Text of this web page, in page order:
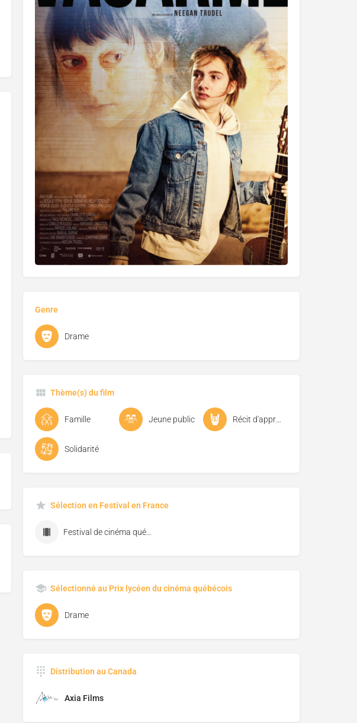
Genre
Drame
Thème(s) du film
Famille Jeune public Récit d'apprentissage
Solidarité
Sélection en Festival en France
Festival de cinéma québécois de Biscarosse
Sélectionné au Prix lycéen du cinéma québécois
Drame
Distribution au Canada
Axia Films